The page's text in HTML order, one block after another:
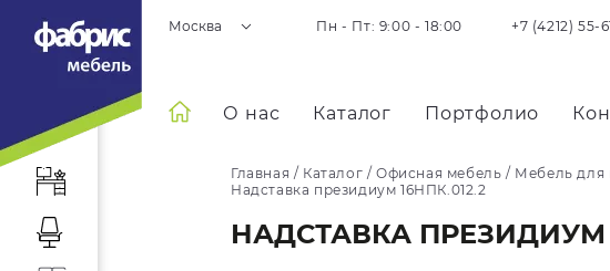
Москва Пн - Пт: 9:00 - 18:00 +7 (4212) 55-
О нас Каталог Портфолио
Главная / Каталог /Офисная мебель / Мебель для
Надставка президиум 16НПК.012.2
НАДСТАВКА ПРЕЗИДИУМ